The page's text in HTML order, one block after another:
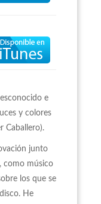
e
y colores
Caballero).
junto
como músico
los que se
He